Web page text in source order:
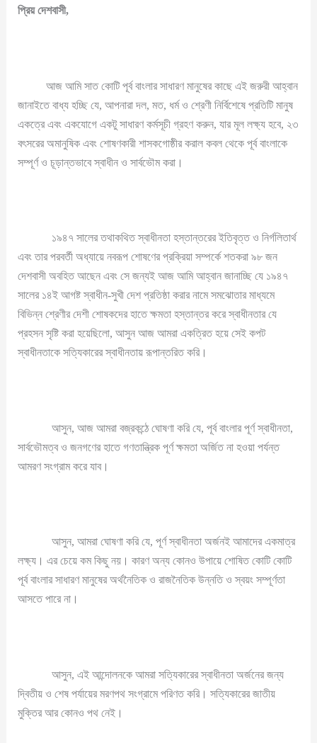
প্রিয় দেশবাসী,
আজ আমি সাত কোটি পূর্ব বাংলার সাধারণ মানুষের কাছে এই জরুরী আহ্বান
জানাইতে বাধ্য হচ্ছি যে, আপনারা দল, মত, ধর্ম ও শ্রেণী নির্বিশেষে প্রতিটি মানুষ
একত্রে এবং একযোগে একটু সাধারণ কর্মসূচী গ্রহণ করুন, যার মূল লক্ষ্য হবে, ২৩
বৎসরের অমানুষিক এবং শোষণকারী শাসকগোষ্ঠীর করাল কবল থেকে পূর্ব বাংলাকে
সম্পূর্ণ ও চূড়ান্তভাবে স্বাধীন ও সার্বভৌম করা।
১৯৪৭ সালের তথাকথিত স্বাধীনতা হস্তান্তরের ইতিবৃত্ত ও নির্গলিতার্থ
এবং তার পরবর্তী অধ্যায়ে নবরূপ শোষণের প্রক্রিয়া সম্পর্কে শতকরা ৯৮ জন
দেশবাসী অবহিত আছেন এবং সে জন্যই আজ আমি আহ্বান জানাচ্ছি যে ১৯৪৭
সালের ১৪ই আগষ্ট স্বাধীন-সুখী দেশ প্রতিষ্ঠা করার নামে সমঝোতার মাধ্যমে
বিভিন্ন শ্রেণীর দেশী শোষকদের হাতে ক্ষমতা হস্তান্তর করে স্বাধীনতার যে
প্রহসন সৃষ্টি করা হয়েছিলো, আসুন আজ আমরা একত্রিত হয়ে সেই কপট
স্বাধীনতাকে সত্যিকারের স্বাধীনতায় রূপান্তরিত করি।
আসুন, আজ আমরা বজ্রকন্ঠে ঘোষণা করি যে, পূর্ব বাংলার পূর্ণ স্বাধীনতা,
সার্বভৌমত্ব ও জনগণের হাতে গণতান্ত্রিক পূর্ণ ক্ষমতা অর্জিত না হওয়া পর্যন্ত
আমরণ সংগ্রাম করে যাব।
আসুন, আমরা ঘোষণা করি যে, পূর্ণ স্বাধীনতা অর্জনই আমাদের একমাত্র
লক্ষ্য। এর চেয়ে কম কিছু নয়। কারণ অন্য কোনও উপায়ে শোষিত কোটি কোটি
পূর্ব বাংলার সাধারণ মানুষের অর্থনৈতিক ও রাজনৈতিক উন্নতি ও স্বয়ং সম্পূর্ণতা
আসতে পারে না।
আসুন, এই আন্দোলনকে আমরা সত্যিকারের স্বাধীনতা অর্জনের জন্য
দ্বিতীয় ও শেষ পর্যায়ের মরণপথ সংগ্রামে পরিণত করি। সত্যিকারের জাতীয়
মুক্তির আর কোনও পথ নেই।